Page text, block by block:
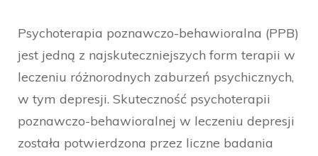
Psychoterapia poznawczo-behawioralna (PPB)
jest jedną z najskuteczniejszych form terapii w
leczeniu różnorodnych zaburzeń psychicznych,
w tym depresji. Skuteczność psychoterapii
poznawczo-behawioralnej w leczeniu depresji
została potwierdzona przez liczne badania